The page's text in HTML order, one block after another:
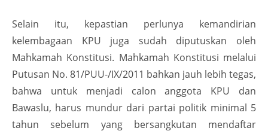
Selain itu, kepastian perlunya kemandirian
kelembagaan KPU juga sudah diputuskan oleh
Mahkamah Konstitusi. Mahkamah Konstitusi melalui
Putusan No. 81/PUU-/IX/2011 bahkan jauh lebih tegas,
bahwa untuk menjadi calon anggota KPU dan
Bawaslu, harus mundur dari partai politik minimal 5
tahun sebelum yang bersangkutan mendaftar